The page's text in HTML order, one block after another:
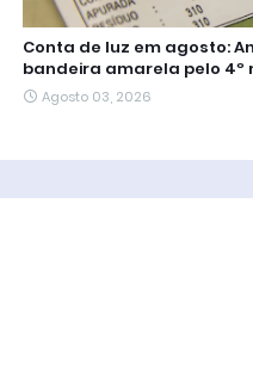
Conta de luz em agosto:
bandeira amarela pelo 4º
Agosto 03, 2026